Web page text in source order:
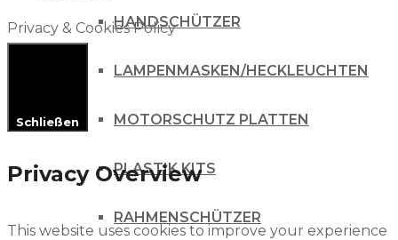
HANDSCHÜTZER
LAMPENMASKEN/HECKLEUCHTEN
MOTORSCHUTZ PLATTEN
PLASTIK KITS
RAHMENSCHÜTZER
Privacy & Cookies Policy
Schließen
Privacy Overview
This website uses cookies to improve your experience